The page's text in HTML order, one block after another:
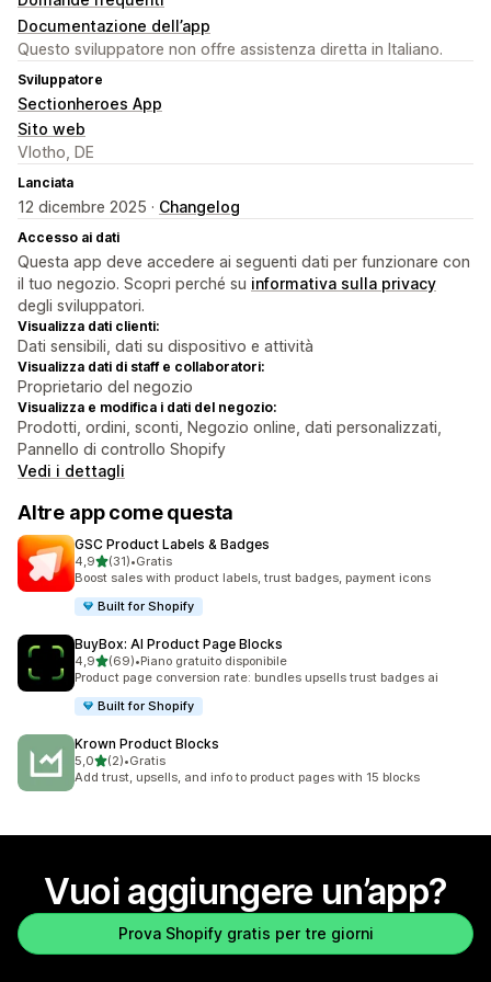
Documentazione dell’app
Questo sviluppatore non offre assistenza diretta in Italiano.
Sviluppatore
Sectionheroes App
Sito web
Vlotho, DE
Lanciata
12 dicembre 2025 · Changelog
Accesso ai dati
Questa app deve accedere ai seguenti dati per funzionare con
il tuo negozio. Scopri perché su informativa sulla privacy
degli sviluppatori.
Visualizza dati clienti:
Dati sensibili, dati su dispositivo e attività
Visualizza dati di staff e collaboratori:
Proprietario del negozio
Visualizza e modifica i dati del negozio:
Prodotti, ordini, sconti, Negozio online, dati personalizzati,
Pannello di controllo Shopify
Vedi i dettagli
Altre app come questa
GSC Product Labels & Badges
4,9stelle su 5
(31)
31 recensioni totali
•Gratis
Boost sales with product labels, trust badges, payment icons
Built for Shopify
BuyBox: AI Product Page Blocks
4,9stelle su 5
(69)
69 recensioni totali
•Piano gratuito disponibile
Product page conversion rate: bundles upsells trust badges ai
Built for Shopify
Krown Product Blocks
5,0stelle su 5
(2)
2 recensioni totali
•Gratis
Add trust, upsells, and info to product pages with 15 blocks
Vuoi aggiungere un’app?
Prova Shopify gratis per tre giorni